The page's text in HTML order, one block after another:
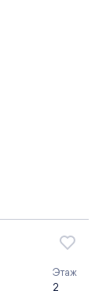
Этаж
2